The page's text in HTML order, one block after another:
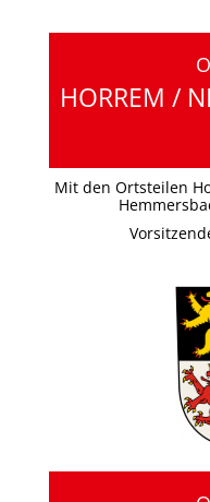
HORREM /
Mit den Ortsteilen